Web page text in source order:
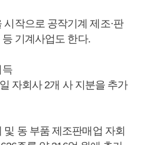
작으로 공작기계 제조·판
기계사업도 한다.
자회사 2개 사 지분을 추가
동 부품 제조판매업 자회